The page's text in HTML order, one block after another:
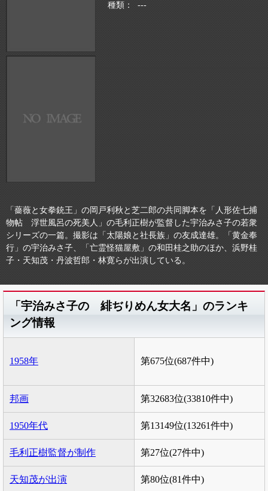
種類
---
「薔薇と女拳銃王」の岡戸利秋と芝二郎の共同脚本を「人形佐七捕
物帖 浮世風呂の死美人」の毛利正樹が監督した宇治みさ子の若衆
シリーズの一篇。撮影は「太陽娘と社長族」の友成達雄。「黄金奉
行」の宇治みさ子、「亡霊怪猫屋敷」の和田桂之助のほか、浜野桂
子・天知茂・丹波哲郎・林寛らが出演している。
「宇治みさ子の 緋ぢりめん女大名」のランキ
ング情報
1958年 第675位(687件中)
邦画 第32683位(33810件中)
1950年代 第13149位(13261件中)
毛利正樹監督が制作 第27位(27件中)
天知茂が出演 第80位(81件中)